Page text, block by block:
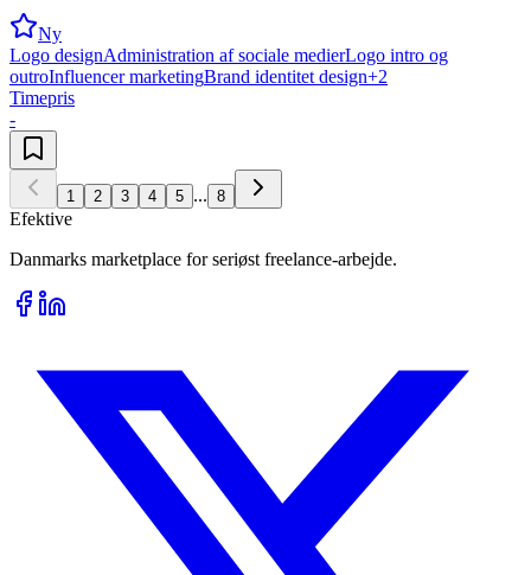
Ny
Logo designAdministration af sociale medierLogo intro og
outroInfluencer marketingBrand identitet design+2
Timepris
-
1 2 3 4 5 ... 8
Efektive
Danmarks marketplace for seriøst freelance-arbejde.